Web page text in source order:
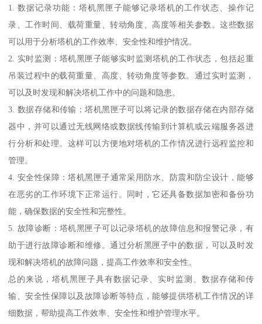
1. 数据记录功能：塔机黑匣子能够记录塔机的工作状态、操作记
录、工作时间、载荷重量、转动角度、高度等相关参数。这些数据
可以用于分析塔机的工作效率、安全性和维护情况。
2. 实时监测：塔机黑匣子能够实时监测塔机的工作状态，包括起重
吊装过程中的载荷重量、高度、转动角度等参数。通过实时监测，
可以及时发现和解决塔机工作中的问题和隐患。
3. 数据存储和传输：塔机黑匣子可以将记录的数据存储在内部存储
器中，并可以通过无线网络或数据线传输到计算机或云端服务器进
行分析和处理。这样可以方便地对塔机的工作情况进行远程监控和
管理。
4. 安全性保障：塔机黑匣子通常采用防水、防震和防尘设计，能够
在恶劣的工作环境下正常运行。同时，它还具备数据加密和备份功
能，确保数据的安全性和完整性。
5. 故障诊断：塔机黑匣子可以记录塔机的故障信息和报警记录，有
助于进行故障诊断和维修。通过分析黑匣子中的数据，可以及时发
现和解决塔机的故障问题，提高工作效率和安全性。
总的来说，塔机黑匣子具有数据记录、实时监测、数据存储和传
输、安全性保障以及故障诊断等特点，能够提供塔机工作情况的详
细数据，帮助提高工作效率、安全性和维护管理水平。